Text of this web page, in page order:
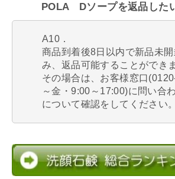
POLA Dソープを返品した
A10．
商品到着後8日以内で新品未
み、返品可能することができ
その場合は、お客様窓口
～金・9:00～17:00)に問い合
について確認をしてください。